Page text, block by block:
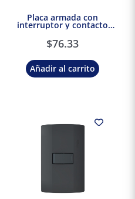
Placa armada con
interruptor y contacto
2P+T Negro Marisio Black
$76.33
Añadir al carrito